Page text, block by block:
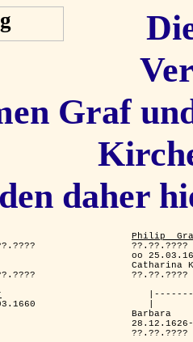
Graf
daher
Philip
oo
|
Barbara
??.??.????